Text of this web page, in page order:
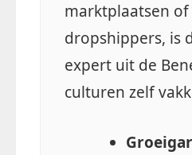
marktplaatsen of
dropshippers, is
expert uit de
culturen zelf